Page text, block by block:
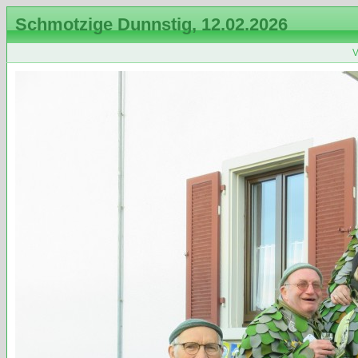
Schmotzige Dunnstig, 12.02.2026